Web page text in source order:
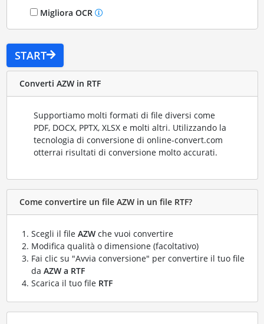
Migliora OCR
START
Converti AZW in RTF
Supportiamo molti formati di file diversi come
PDF, DOCX, PPTX, XLSX e molti altri. Utilizzando la
tecnologia di conversione di online-convert.com
otterrai risultati di conversione molto accurati.
Come convertire un file AZW in un file RTF?
Scegli il file AZWche vuoi convertire
Modifica qualità o dimensione (facoltativo)
Fai clic su "Avvia conversione" per convertire il tuo file
da AZW a RTF
Scarica il tuo file RTF